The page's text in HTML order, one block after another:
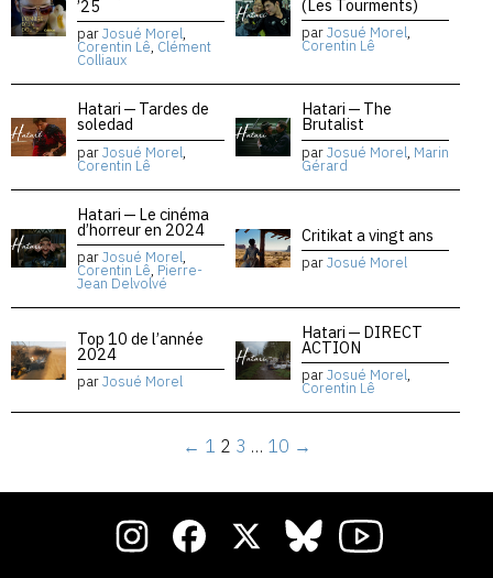
’25
parJosué Morel,
Corentin Lê, Clément
Colliaux
(Les Tourments)
parJosué Morel,
Corentin Lê
Hatari — Tardes de
soledad
parJosué Morel,
Corentin Lê
Hatari — The
Brutalist
parJosué Morel, Marin
Gérard
Hatari — Le cinéma
d’horreur en 2024
parJosué Morel,
Corentin Lê, Pierre-
Jean Delvolvé
Critikat a vingt ans
parJosué Morel
Top 10 de l’année
2024
parJosué Morel
Hatari — DIRECT
ACTION
parJosué Morel,
Corentin Lê
← 1 2 3 … 10 →